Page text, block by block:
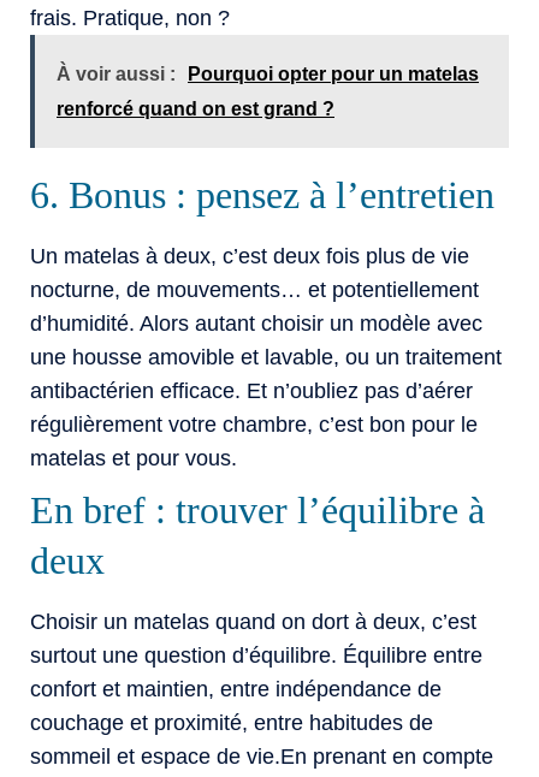
frais. Pratique, non ?
À voir aussi :
Pourquoi opter pour un matelas
renforcé quand on est grand ?
6. Bonus : pensez à l’entretien
Un matelas à deux, c’est deux fois plus de vie
nocturne, de mouvements… et potentiellement
d’humidité. Alors autant choisir un modèle avec
une housse amovible et lavable, ou un traitement
antibactérien efficace. Et n’oubliez pas d’aérer
régulièrement votre chambre, c’est bon pour le
matelas et pour vous.
En bref : trouver l’équilibre à
deux
Choisir un matelas quand on dort à deux, c’est
surtout une question d’équilibre. Équilibre entre
confort et maintien, entre indépendance de
couchage et proximité, entre habitudes de
sommeil et espace de vie.En prenant en compte